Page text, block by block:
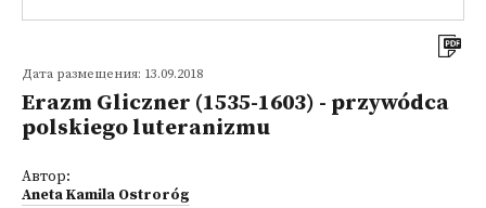
Дата размещения: 13.09.2018
Erazm Gliczner (1535-1603) - przywódca
polskiego luteranizmu
Автор:
Aneta Kamila Ostroróg